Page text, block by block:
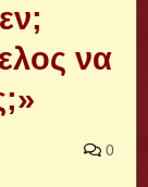
να
0